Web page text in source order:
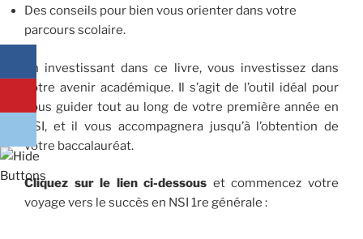
Des conseils pour bien vous orienter dans votre
parcours scolaire.
En investissant dans ce livre, vous investissez dans
votre avenir académique. Il s’agit de l’outil idéal pour
vous guider tout au long de votre première année en
NSI, et il vous accompagnera jusqu’à l’obtention de
votre baccalauréat.
Cliquez sur le lien ci-dessous et commencez votre
voyage vers le succès en NSI 1re générale :